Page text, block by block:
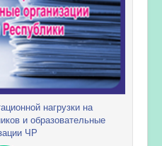
нагрузки на
и образовательные
ЧР